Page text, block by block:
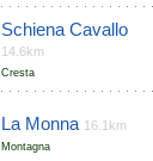
Schiena Cavallo
14.6km
Cresta
La Monna 16.1km
Montagna